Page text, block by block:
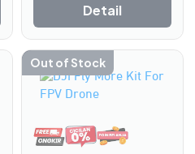
Detail
Out of Stock